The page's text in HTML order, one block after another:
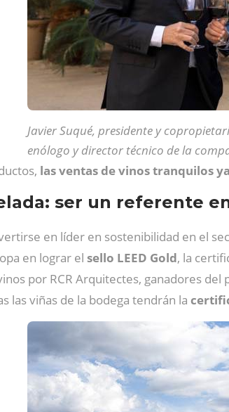
Javier Suqué, presidente y
enólogo y director técnico de la
las ventas de vinos tranquilos
ser un referente
en líder en sostenibilidad en el
en lograr el sello LEED Gold, la
por RCR Arquitectes, ganadores
las viñas de la bodega tendrán la